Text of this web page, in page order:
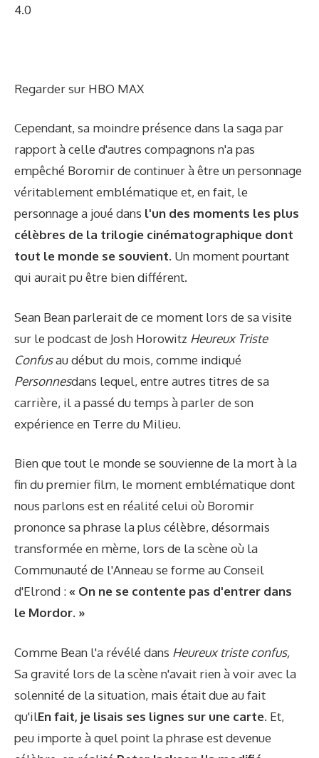
4.0
Regarder sur HBO MAX
Cependant, sa moindre présence dans la saga par
rapport à celle d'autres compagnons n'a pas
empêché Boromir de continuer à être un personnage
véritablement emblématique et, en fait, le
personnage a joué dans l'un des moments les plus
célèbres de la trilogie cinématographique dont
tout le monde se souvient. Un moment pourtant
qui aurait pu être bien différent.
Sean Bean parlerait de ce moment lors de sa visite
sur le podcast de Josh Horowitz Heureux Triste
Confusau début du mois, comme indiqué
Personnesdans lequel, entre autres titres de sa
carrière, il a passé du temps à parler de son
expérience en Terre du Milieu.
Bien que tout le monde se souvienne de la mort à la
fin du premier film, le moment emblématique dont
nous parlons est en réalité celui où Boromir
prononce sa phrase la plus célèbre, désormais
transformée en mème, lors de la scène où la
Communauté de l'Anneau se forme au Conseil
d'Elrond :« On ne se contente pas d'entrer dans
le Mordor. »
Comme Bean l'a révélé dans Heureux triste confus,
Sa gravité lors de la scène n'avait rien à voir avec la
solennité de la situation, mais était due au fait
qu'ilEn fait, je lisais ses lignes sur une carte. Et,
peu importe à quel point la phrase est devenue